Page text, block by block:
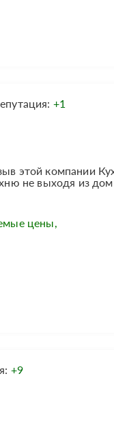
+1
этой компании
не выходя из
цены,
+9